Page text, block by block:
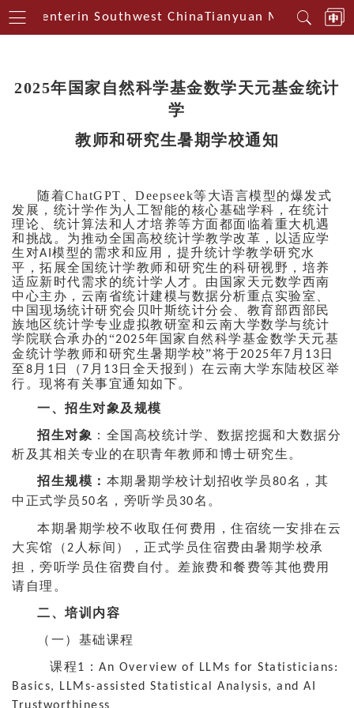
Centerin Southwest ChinaTianyuan
2025年国家自然科学基金数学天元基金统计
学
教师和研究生暑期学校通知
随着ChatGPT、Deepseek等大语言模型的爆发式
发展，统计学作为人工智能的核心基础学科，在统计
理论、统计算法和人才培养等方面都面临着重大机遇
和挑战 。为推动全国高校统计学教学改革，以适应学
生对AI 模型的需求和应用，提升统计学教学研究水
平，拓展全国统计学教师和研究生的科研视野，培养
适应新时代需求的统计学人才。由国家天元数学西南
中心主办，云南省统计建模与数据分析重点实验室、
中国现场统计研究会贝叶斯统计分会、 教育部西部民
族地区统计学专业虚拟教研室和云南大学数学与统计
学院联合承办的“2025年国家自然科学基金数学天元基
金统计学教师和研究生暑期学校”将于2025年7 月 13 日
至8 月 1 日（ 7 月 13 日 全天报到）在云南大学东陆校区举
行。现将有关事宜通知如下。
一、 招生对象及规模
招生对象 ：全国 高校统计学
、数据挖掘和大数据分
析及其相关专业的在职青年教师和博士研究生 。
招生规模： 本期暑期学校计划招收学员80名，其
中正式学员 50名，旁听学员 30名。
本期暑期学校不收取任何费用，住宿统一安排在云
大宾馆（2 人标间），正式学员住宿费由暑期学校承
担，旁听学员住宿费自付。差旅费和餐费等其他费用
请自理。
二、 培训内容
（一） 基础课程
课程1 ： An Overview of LLMs for Statisticians:
Basics, LLMs-assisted Statistical Analysis, and AI